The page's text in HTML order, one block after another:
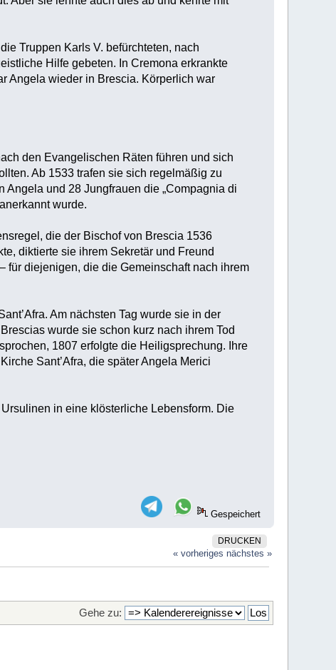
Truppen Karls V. befürchteten, nach
Hilfe gebeten. In Cremona erkrankte
Angela wieder in Brescia. Körperlich war
den Evangelischen Räten führen und sich
Ab 1533 trafen sie sich regelmäßig zu
und 28 Jungfrauen die „Compagnia di
wurde.
die der Bischof von Brescia 1536
diktierte sie ihrem Sekretär und Freund
– für diejenigen, die die Gemeinschaft nach ihrem
Am nächsten Tag wurde sie in der
wurde sie schon kurz nach ihrem Tod
1807 erfolgte die Heiligsprechung. Ihre
Sant’Afra, die später Angela Merici
in eine klösterliche Lebensform. Die
Gespeichert
DRUCKEN
« vorheriges nächstes »
Gehe zu: